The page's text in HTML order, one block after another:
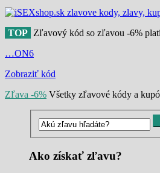
TOP Zľavový kód so zľavou -6%
…ON6
Zobraziť kód
Zľava -6% Všetky zľavové kódy a
Ako získať zľavu?